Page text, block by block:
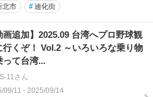
北市 #迪化街
画追加】2025.09 台湾へプロ野球観
行くぞ！ Vol.2 ～いろいろな乗り物
って台湾...
11さん
09/11 - 2025/09/14